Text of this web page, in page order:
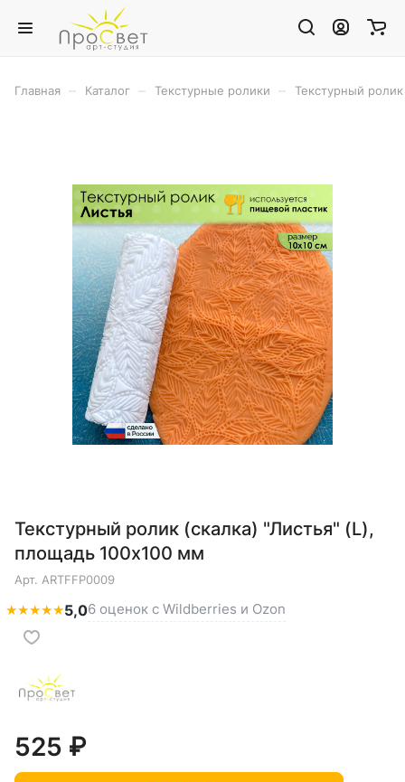
Главная Каталог Текстурные ролики Текстурный
Текстурный ролик (скалка) "Листья" (L),
площадь 100x100 мм
Арт. ARTFFP0009
★★★★★5,06 оценок с Wildberries и Ozon
525 ₽